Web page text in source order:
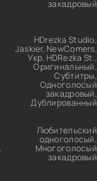
закадровый
HDrezka Studio,
Jaskier, NewComers,
Укр. HDRezka St.,
Оригинальный,
Субтитры,
Одноголосый
закадровый,
Дублированный
Любительский
одноголосый,
Многоголосый
закадровый